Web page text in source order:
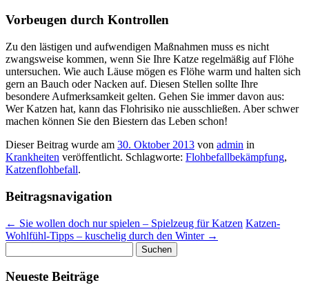
Vorbeugen durch Kontrollen
Zu den lästigen und aufwendigen Maßnahmen muss es nicht
zwangsweise kommen, wenn Sie Ihre Katze regelmäßig auf Flöhe
untersuchen. Wie auch Läuse mögen es Flöhe warm und halten sich
gern an Bauch oder Nacken auf. Diesen Stellen sollte Ihre
besondere Aufmerksamkeit gelten. Gehen Sie immer davon aus:
Wer Katzen hat, kann das Flohrisiko nie ausschließen. Aber schwer
machen können Sie den Biestern das Leben schon!
Dieser Beitrag wurde am 30. Oktober 2013 von admin in
Krankheiten veröffentlicht. Schlagworte: Flohbefallbekämpfung,
Katzenflohbefall.
Beitragsnavigation
← Sie wollen doch nur spielen – Spielzeug für Katzen Katzen-
Wohlfühl-Tipps – kuschelig durch den Winter →
nach:
Neueste Beiträge